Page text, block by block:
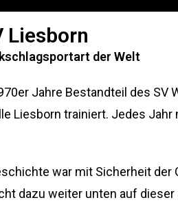
Liesborn
der Welt
Jahre Bestandteil des
Liesborn trainiert. Jedes
war mit Sicherheit
dazu weiter unten auf dieser